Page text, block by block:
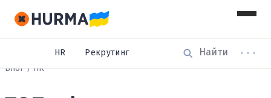
HR
Рекрутинг
Блог
HR